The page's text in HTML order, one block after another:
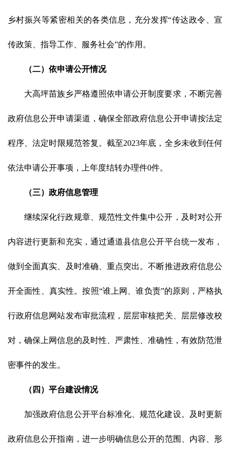
乡村振兴等紧密相关的各类信息 ，充分发挥“传达政令、宣
传政策、指导工作、服务社会”的作用 。
（二）依申请公开情况
大高坪苗族乡严格遵照依申请公开制度要求，不断完善
政府信息公开申请渠道，确保全部政府信息公开申请按法定
程序、法定时限规范答复。截至2023年底，全乡未收到任何
依法申请公开事项，上年度结转办理件0件。
（三）政府信息管理
继续深化行政规章、规范性文件集中公开，及时对公开
内容进行更新和充实，通过通道县信息公开平台统一发布，
做到全面真实、及时准确、重点突出。不断推进政府信息公
开全面性、真实性。按照“谁上网、谁负责”的原则，严格执
行政府信息网站发布审批流程，层层审核把关、层层修改校
对，确保上网信息的及时性、严肃性、准确性，有效防范泄
密事件的发生。
（四）平台建设情况
加强政府信息公开平台标准化、规范化建设。及时更新
政府信息公开指南，进一步明确信息公开的范围、内容、形